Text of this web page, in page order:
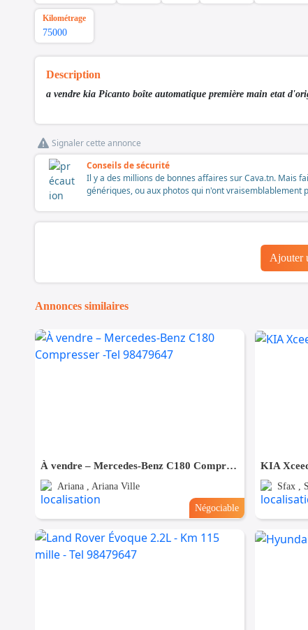
Kilométrage
75000
Description
a vendre kia Picanto boîte automatique première main etat
Signaler cette annonce
Conseils de sécurité
Il y a des millions de bonnes affaires sur Cava.tn. Mais
génériques, ou aux photos qui n'ont vraisemblablement
Ajouter
Annonces similaires
À vendre – Mercedes-Benz C180 Compresser -Tel 98479647
Ariana , Ariana Ville
Négociable
KIA
Sfax ,